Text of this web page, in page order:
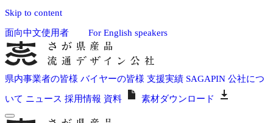
Skip to content
面向中文使用者 For English speakers
県内事業者の皆様 バイヤーの皆様 支援実績 SAGAPIN 公社につ
いて ニュース 採用情報 資料 素材ダウンロード